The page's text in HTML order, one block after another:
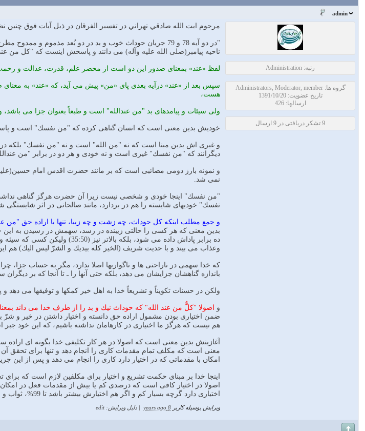
admin
رتبه: Administration
گروه ها: Administrators, Moderator, member
تاریخ عضویت: 1391/10/20
ارسالها: 426
9 تشکر دریافتی در 9 ارسال
مرحوم ايت الله صادقي تهراني در تفسير الفرقان در ذيل آيات فوق چنين
"در دو آيه 78 و 79 جريان حوداث خوب و بد در دو بُعد
ناحيه پيامبر(صلى الله عليه وآله) مى دانند و پاسخش اينست كه "كل
لفظ «عند» بمعناى صدور اين دو است از محضر علم، قدرت، عدالت و
سپس بعد از «عند» درآيه بعدى پاى «من» پيش مى آيد، كه «عند» به
هست،
ولى سيئات و پيامدهاى بد "من عندالله" است و طبعاً بعنوان جزا مى
خوديش بدين معنى است كه انسان گناهى كرده كه "من نفسك" است و
و غيرى اش بدين مبنا است كه نه "من الله" است و نه "من نفسك" بلكه
ديگرانند كه "من نفسك" غيرى است و نه خودى و هر دو در برابر "من
و نمونه بارز دومى مصائبى است كه بر مانند حضرت اقدس امام
نمى شد.
"من نفسك" اينجا خودى و شخصى نيست زيرا آن حضرت هرگز گناهى
نفسك" خوديهاى شايسته را هم در بردارد، مانند صالحانى در اثر
و جمع مطلب اينكه كل حوداث، چه زشت و چه زيبا، تنها با اراده حق
ده برابر پاداش داده مى شود،
وعذاب مى بيند و با حديث شريف (الخير كله بيديك و الشرّ ليس اليك) هم
كه خدا سهمى در ناراحتى ها و ناگواريها اصلا ندارد، مگر به حساب جزا،
باندازه گناهشان جزايشان مى دهد، بلكه حتى آنها را ـ تا آنجا كه بر
ولكن در حسنات تكويناً و تشريعاً خدا به اهل خير كمكها و توفيقها مى
و اصولا "كلٌّ من عند الله" كه حوداث نيك و بد را از طرف خدا مى داند
ضمن اختيارى بودن مشمول اراده حق دانسته و اختيار داشتن در خير و شرّ
هم نيست كه هرگز ما اختيارى در كارهامان نداشته باشيم، كه اين خود
آغازينش بدين معنى است كه اصولا در هر كار تكليفى خدا بگونه اى اراده
معنى است كه مكلف تمام مقدمات كارى را انجام دهد و تنها براى تحقق آن
امكان با مقدماتى كه در اختيار دارد كارى را انجام مى دهد و پس از اين
اينجا خدا بر مبناى حكمت تشريع و اختيار براى مكلفين لازم است كه براى
اختيارى دارد گرچه بسيار كم و اگر هم اختيارش بيشتر باشد تا 99%، ثواب و عقابش نيز بر مبناى زياد بودن اختيارش بيشتر است."
ویرایش بوسیله کاربر 8 years ago دلیل ویرایش: edit